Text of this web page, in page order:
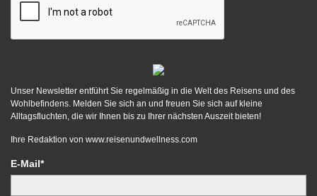
Unser Newsletter entführt Sie regelmäßig in die Welt des Reisens und des
Wohlbefindens. Melden Sie sich an und freuen Sie sich auf kleine
Alltagsfluchten, die wir Ihnen bis zu Ihrer nächsten Auszeit bieten!
Ihre Redaktion von www.reisenundwellness.com
E-Mail*